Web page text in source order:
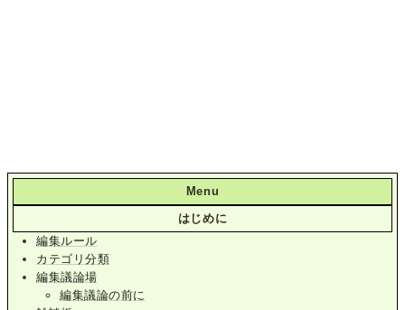
Menu
はじめに
編集ルール
カテゴリ分類
編集議論場
編集議論の前に